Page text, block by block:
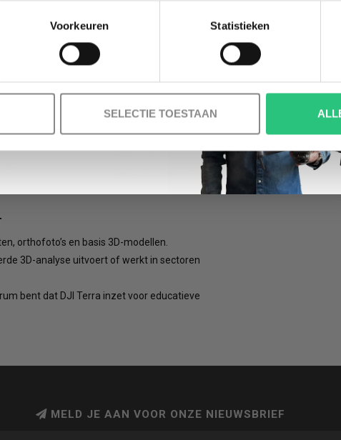
Voorkeuren Statistieken
SELECTIE TOESTAAN
energie,
en
analysefuncties
Meerdere gebruikers,
gebruik toegestaan
orthofoto’s en basis 3D-modellen.
3D-analyse uitvoert of werkt in sectoren
bent dat DJI Terra inzet voor educatieve
MELD JE AAN VOOR ONZE NIEUWSBRIEF